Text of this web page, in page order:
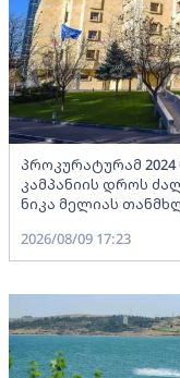
პროკურატურამ
კამპანიის დროს
ნიკა მელიას
2026/08/09 17:23